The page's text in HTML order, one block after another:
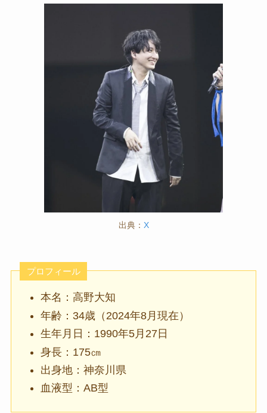
出典： X
プロフィール
本名：高野大知
年齢：34歳（2024年8月現在）
生年月日：1990年5月27日
身長：175㎝
出身地：神奈川県
血液型：AB型